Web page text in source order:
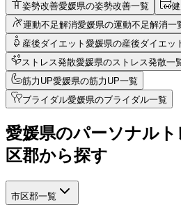
姿勢改善愛媛県の姿勢改善一覧
運動不足解消愛媛県の運動不足解消一
産後ダイエット 愛媛県の産後ダイエッ
ストレス発散愛媛県のストレス発散一
筋力UP愛媛県の筋力UP一覧
ブライダル愛媛県のブライダル一覧
愛媛県のパーソナル
区郡から探す
市区郡一覧